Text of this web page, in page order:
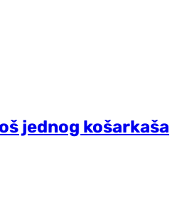
jednog košarkaša